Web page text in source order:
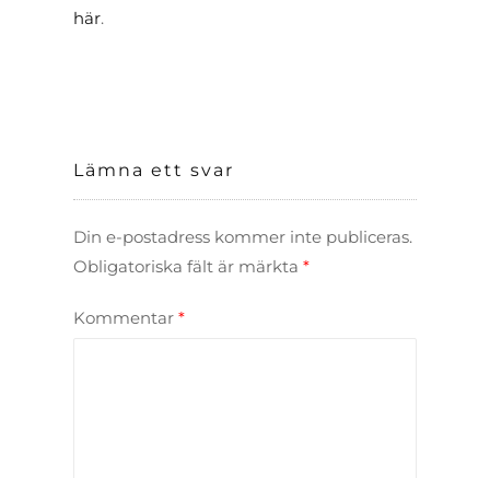
här.
Lämna ett svar
Din e-postadress kommer inte publiceras.
Obligatoriska fält är märkta*
Kommentar*